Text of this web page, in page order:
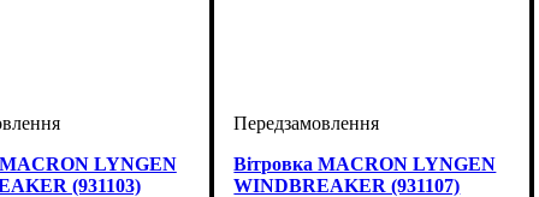
MACRON LYNGEN
(931103)
Вітровка MACRON LYNGEN
WINDBREAKER (931107)